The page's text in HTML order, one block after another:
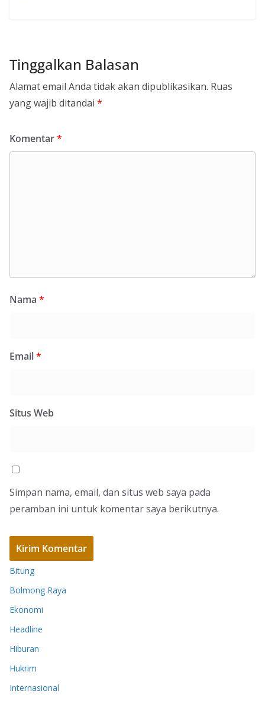
Tinggalkan Balasan
Alamat email Anda tidak akan dipublikasikan. Ruas
yang wajib ditandai *
Komentar*
Nama *
Email*
Situs Web
Simpan nama, email, dan situs web saya pada
peramban ini untuk komentar saya berikutnya.
Bitung
Bolmong Raya
Ekonomi
Headline
Hiburan
Hukrim
Internasional